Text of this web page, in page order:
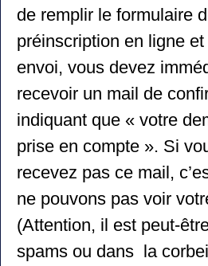
août.
GLEIZE , ouvert :
juillet et jeudi 30
de remplir le formulaire
préinscription en ligne
envoi, vous devez
recevoir un mail de
indiquant que « votre
prise en compte ». Si
recevez pas ce mail,
ne pouvons pas voir
(Attention, il est peut-
spams ou dans la